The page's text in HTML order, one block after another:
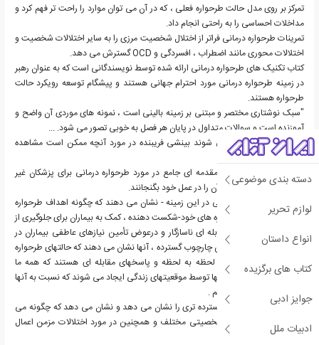
دسته بندی موضوعی
لوازم تحریر
انواع داستان
کتاب های برگزیده
جوایز ادبی
ادبیات ملل
تمرکز بر روی مدل حالت طرحواره فعلی ، که در آن می توان موارد را راحت تر فهم کرد و
مداخلات احساسی را به راحتی انجام داد.
تمرینات طرحواره درمانی فراتر از اختلال شخصیت مرزی را به سایر اختلالات شخصیت و
اختلالات محوری مانند اضطراب ، افسردگی و OCD گسترش می دهد.
کتاب تکنیک های طرحواره درمانی ارائه شده توسط نویسندگانی است که به عنوان رهبر
در زمینه طرحواره درمانی مورد احترام جهانی هستند و پیشگام توسعه رویکرد حالت
طرحواره هستند.
"سبک نوشتاری مختصر و مبتنی بر زمینه بالینی است ، نمونه های موردی آن واضح و
آموزنده است و سوالات متداول در پایان هر فصل به خوبی تصور می شود. ...
آرنتز و جیکوب موفق می شوند بینشی فریبنده در مورد آنچه ممکن است مشاهده
کنیم ارائه دهند.
طرحواره درمانی در عمل مقدمه ای جامع در مورد طرحواره درمانی برای پزشکان غیر
تخصصی است که مایلند آن را در عمل خود بگنجانند.
نویسندگان - رهبران جهانی در این زمینه - نشان می دهند که چگونه اهداف طرحواره
درمانی برای بهبود طرحواره های خود-شکست دهنده ، کمک به بیماران برای جلوگیری از
استفاده از سبک های مقابله ای ناسازگار و درعوض تأمین نیازهای عاطفی بیماران در
زندگی روزمره است. در این چارچوب گسترده ، آنها نشان می دهند که حالتهای طرحواره
چگونه حالتهای احساسی لحظه به لحظه و پاسخهای مقابله ای هستند که همه ما
تجربه می کنیم ، چگونه آنها توسط موقعیتهای زندگی ایجاد می شوند که نسبت به آنها
بیش از حد حساس هستیم .
این کتاب رویکرد بسیار گسترده تری را نشان می دهد و نشان می دهد که چگونه می
توان آن را در اختلالات شخصیتی مختلف و همچنین در مورد اختلالات مزمن اعمال
کرد.